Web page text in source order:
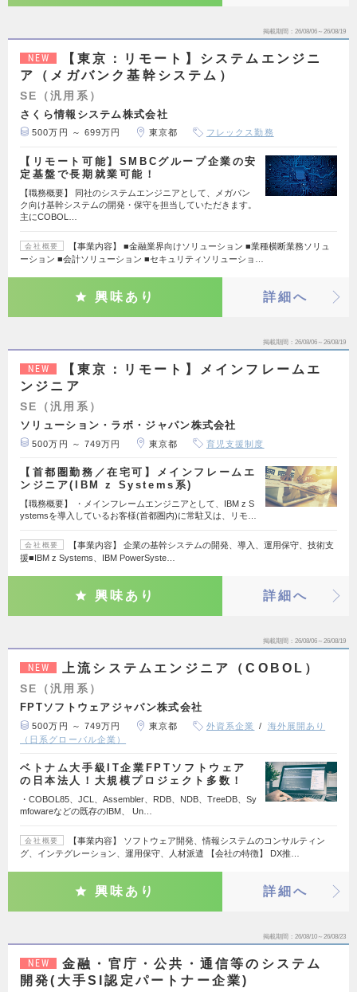
掲載期間 26/08/06～26/08/19
NEW
【東京：リモート】システムエンジニ
ア（メガバンク基幹システム）
SE（汎用系）
さくら情報システム株式会社
500万円 ～ 699万円 東京都 フレックス勤務
【リモート可能】SMBCグループ企業の安
定基盤で長期就業可能！
【職務概要】 同社のシステムエンジニアとして、メガバン
ク向け基幹システムの開発・保守を担当していただきます。
主にCOBOL…
会社概要
【事業内容】 ■金融業界向けソリューション ■業種横断業務ソリュ
ーション ■会計ソリューション ■セキュリティソリューショ…
興味あり 詳細へ
掲載期間 26/08/06～26/08/19
NEW
【東京：リモート】メインフレームエ
ンジニア
SE（汎用系）
ソリューション・ラボ・ジャパン株式会社
500万円 ～ 749万円 東京都 育児支援制度
【首都圏勤務／在宅可】メインフレームエ
ンジニア(IBM z Systems系)
【職務概要】 ・メインフレームエンジニアとして、IBM z S
ystemsを導入しているお客様(首都圏内)に常駐又は、リモ…
会社概要
【事業内容】 企業の基幹システムの開発、導入、運用保守、技術支
援■IBM z Systems、IBM PowerSyste…
興味あり 詳細へ
掲載期間 26/08/06～26/08/19
NEW 上流システムエンジニア（COBOL）
SE（汎用系）
FPTソフトウェアジャパン株式会社
500万円 ～ 749万円 東京都 外資系企業
海外展開あり
（日系グローバル企業）
ベトナム大手級IT企業FPTソフトウェア
の日本法人！大規模プロジェクト多数！
・COBOL85、JCL、Assembler、RDB、NDB、TreeDB、Sy
mfowareなどの既存のIBM、 Un…
会社概要
【事業内容】 ソフトウェア開発、情報システムのコンサルティン
グ、インテグレーション、運用保守、人材派遣 【会社の特徴】 DX推…
興味あり 詳細へ
掲載期間 26/08/10～26/08/23
NEW
金融・官庁・公共・通信等のシステム
開発(大手SI認定パートナー企業)